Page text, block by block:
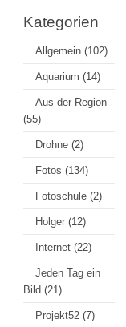
Kategorien
Allgemein (102)
Aquarium (14)
Aus der Region
(55)
Drohne (2)
Fotos (134)
Fotoschule (2)
Holger (12)
Internet (22)
Jeden Tag ein
Bild (21)
Projekt52 (7)